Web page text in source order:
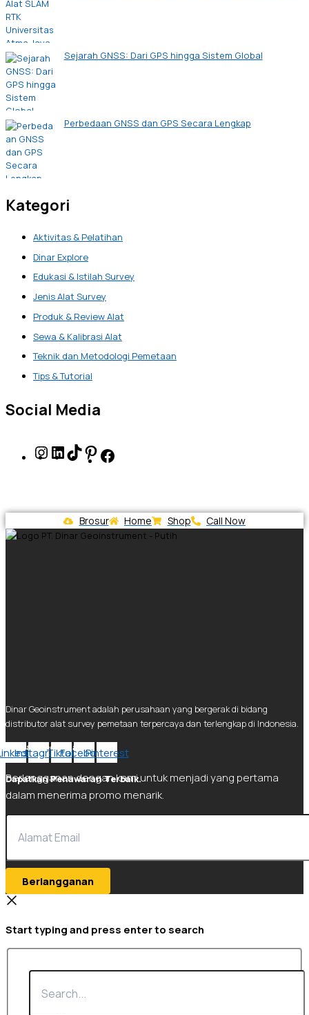
Sejarah GNSS: Dari GPS hingga Sistem Global
Perbedaan GNSS dan GPS Secara Lengkap
Kategori
Aktivitas & Pelatihan
Dinar Explore
Edukasi & Istilah Survey
Jenis Alat Survey
Produk & Review Alat
Sewa & Kalibrasi Alat
Teknik dan Metodologi Pemetaan
Tips & Tutorial
Social Media
Brosur Home Shop Call Now
Dinar Geoinstrument adalah perusahaan yang bergerak di bidang
distributor alat survey pemetaan terpercaya dan terlengkap di Indonesia.
Social Media Kami.
Instagram
TiktokFacebookPinterest
Dapatkan Penawaran Terbaik.
Berlangganan dengan kami untuk menjadi yang pertama
dalam menerima promo menarik.
Berlangganan
Start typing and press enter to search
Search...